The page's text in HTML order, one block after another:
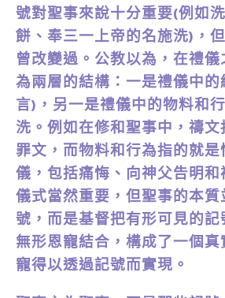
號對聖事來說十分重要(例如
餅、奉三一上帝的名施洗)，
曾改變過。公教以為，在禮
為兩層的結構：一是禮儀中
言)，另一是禮儀中的物料和
洗。例如在修和聖事中，禱
罪文，而物料和行為指的就
儀，包括痛悔、向神父告明
儀式當然重要，但聖事的本
號，而是基督把有形可見的記
無形恩寵結合，構成了一個
寵得以透過記號而實現。